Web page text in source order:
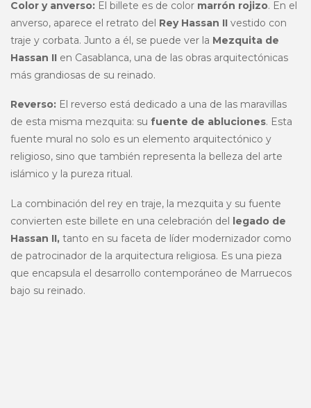
Color y anverso: El billete es de color marrón rojizo. En el
anverso, aparece el retrato del Rey Hassan II vestido con
traje y corbata. Junto a él, se puede ver la Mezquita de
Hassan II en Casablanca, una de las obras arquitectónicas
más grandiosas de su reinado.
Reverso: El reverso está dedicado a una de las maravillas
de esta misma mezquita: su fuente de abluciones. Esta
fuente mural no solo es un elemento arquitectónico y
religioso, sino que también representa la belleza del arte
islámico y la pureza ritual.
La combinación del rey en traje, la mezquita y su fuente
convierten este billete en una celebración del legado de
Hassan II, tanto en su faceta de líder modernizador como
de patrocinador de la arquitectura religiosa. Es una pieza
que encapsula el desarrollo contemporáneo de Marruecos
bajo su reinado.